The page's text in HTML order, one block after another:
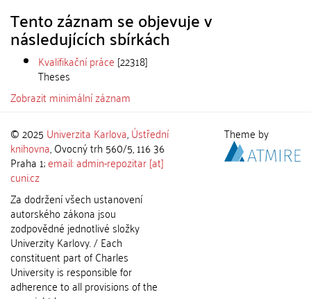
Tento záznam se objevuje v
následujících sbírkách
Kvalifikační práce [22318]
Theses
Zobrazit minimální záznam
© 2025 Univerzita Karlova,Ústřední
knihovna, Ovocný trh 560/5, 116 36
Praha 1;email: admin-repozitar [at]
cuni.cz
Za dodržení všech ustanovení
autorského zákona jsou
zodpovědné jednotlivé složky
Univerzity Karlovy. / Each
constituent part of Charles
University is responsible for
adherence to all provisions of the
Theme by